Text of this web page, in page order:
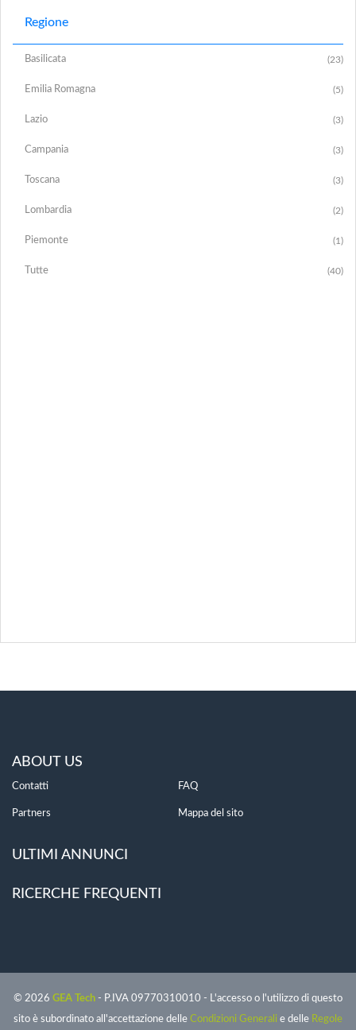
Regione
Basilicata (23)
Emilia Romagna (5)
Lazio (3)
Campania (3)
Toscana (3)
Lombardia (2)
Piemonte (1)
Tutte (40)
ABOUT US
Contatti FAQ
Partners Mappa del sito
ULTIMI ANNUNCI
RICERCHE FREQUENTI
© 2026 GEA Tech - P.IVA 09770310010 - L'accesso o l'utilizzo di questo
sito è subordinato all'accettazione delle Condizioni Generali e delle Regole